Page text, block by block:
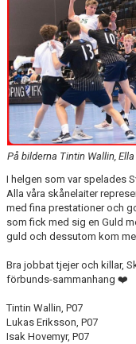
KORTPLANSSPELEN
På bilderna Tintin Wallin,
I helgen som var spelades
Alla våra skånelaiter
med fina prestationer och
som fick med sig en Guld
guld och dessutom kom
Bra jobbat tjejer och killar,
förbunds-sammanhang ❤️
Tintin Wallin, P07
Lukas Eriksson, P07
Isak Hovemyr, P07